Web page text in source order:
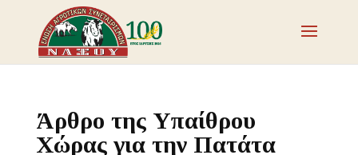
Επισημάνετε επικεφαλίδες
zoom_out Σμίκρυνση
Άρθρο της Υπαίθρου
Χώρας για την Πατάτα